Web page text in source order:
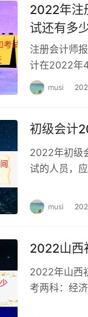
且没有其他考试,
然后就是在海南考
的考试方式。
。但是你领证的
是可行的，有一
注册会计师考试
。注册会计师考
2022年注
试还有多
注册会计师
计在2022年
一考试网上
musi
初级会计
2022年初级
试的人员，
musi
2022山西
2022年山西
考两科：经